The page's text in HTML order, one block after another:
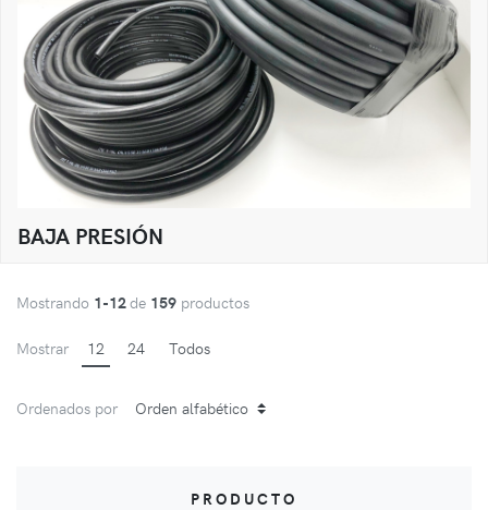
BAJA PRESIÓN
Mostrando 1-12de 159 productos
Mostrar 12 24 Todos
Ordenados por
PRODUCTO